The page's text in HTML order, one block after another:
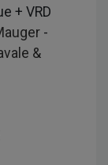
+ VRD
-
&